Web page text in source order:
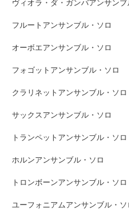
ヴィオラ・ダ・ガンバアンサンブ
フルートアンサンブル・ソロ
オーボエアンサンブル・ソロ
フォゴットアンサンブル・ソロ
クラリネットアンサンブル・ソロ
サックスアンサンブル・ソロ
トランペットアンサンブル・ソロ
ホルンアンサンブル・ソロ
トロンボーンアンサンブル・ソロ
ユーフォニアムアンサンブル・ソ